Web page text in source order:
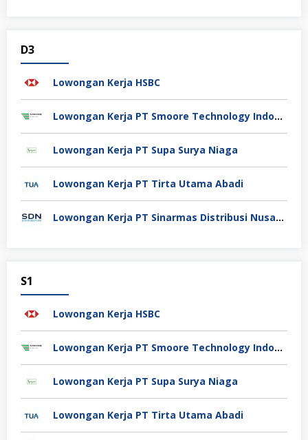
D3
Lowongan Kerja HSBC
Lowongan Kerja PT Smoore Technology Indonesia
Lowongan Kerja PT Supa Surya Niaga
Lowongan Kerja PT Tirta Utama Abadi
Lowongan Kerja PT Sinarmas Distribusi Nusantara
S1
Lowongan Kerja HSBC
Lowongan Kerja PT Smoore Technology Indonesia
Lowongan Kerja PT Supa Surya Niaga
Lowongan Kerja PT Tirta Utama Abadi